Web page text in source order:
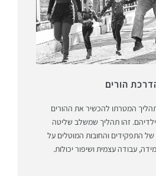
הורים
המטרתו להכשיר את ההורים
זהו תהליך שמשלב שליטה
של התפקידים והחובות המוטלים על
עבודה עצמית ושיפור יכולות.